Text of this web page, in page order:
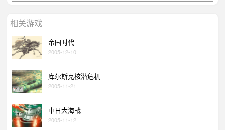
相关游戏
帝国时代
2005-12-10
库尔斯克核潜危机
2005-11-21
中日大海战
2005-11-12